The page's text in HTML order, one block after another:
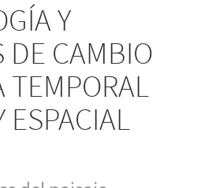
Y
DE CAMBIO
TEMPORAL
ESPACIAL